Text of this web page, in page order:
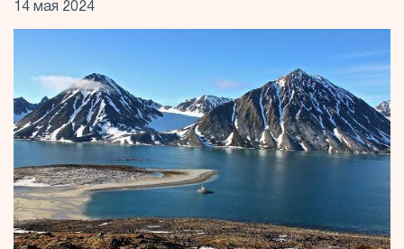
14 мая 2024